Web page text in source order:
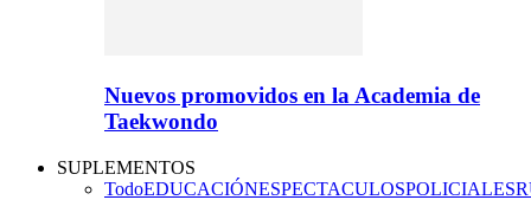
Nuevos promovidos en la Academia de
Taekwondo
SUPLEMENTOS
TodoEDUCACIÓNESPECTACULOSPOLICIALES